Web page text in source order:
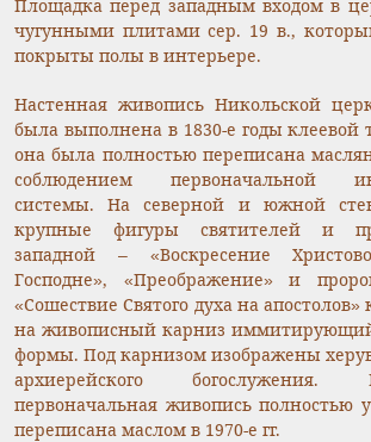
Площадка перед западным входом в
чугунными плитами сер. 19 в.,
покрыты полы в интерьере.
Настенная живопись Никольской
была выполнена в 1830-е годы клеевой
она была полностью переписана
соблюдением первоначальной
системы. На северной и южной
крупные фигуры святителей и
западной – «Воскресение
Господне», «Преображение» и
«Сошествие Святого духа на
на живописный карниз
формы. Под карнизом изображены
архиерейского
первоначальная живопись полностью
переписана маслом в 1970-е гг.